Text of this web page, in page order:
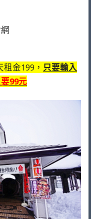
金199， 只要輸入
99元